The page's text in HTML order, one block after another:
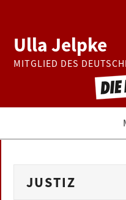
Ulla Jelpke
MITGLIED DES
BUNDESTAG
JUSTIZ